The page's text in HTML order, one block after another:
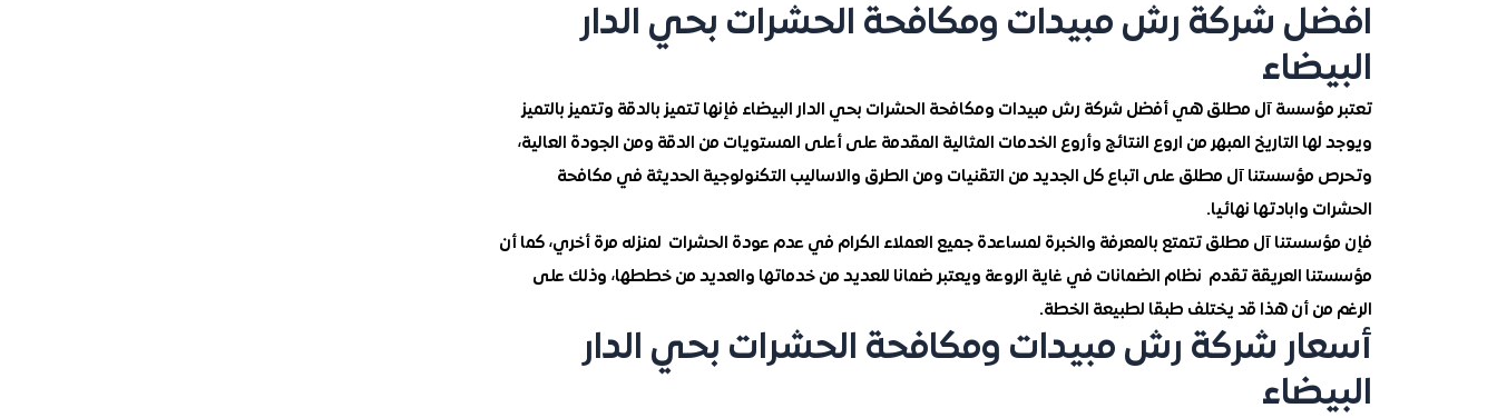
افضل شركة رش مبيدات ومكافحة الحشرات بحي الدار
البيضاء
تعتبر مؤسسة آل مطلق هي أفضل شركة رش مبيدات ومكافحة الحشرات بحي الدار البيضاء فإنها تتميز بالدقة وتتميز بالتميز
ويوجد لها التاريخ المبهر من اروع النتائج وأروع الخدمات المثالية المقدمة على أعلى المستويات من الدقة ومن الجودة العالية،
وتحرص مؤسستنا آل مطلق على اتباع كل الجديد من التقنيات ومن الطرق والاساليب التكنولوجية الحديثة في مكافحة
الحشرات وابادتها نهائيا.
فإن مؤسستنا آل مطلق تتمتع بالمعرفة والخبرة لمساعدة جميع العملاء الكرام في عدم عودة الحشرات لمنزله مرة أخري، كما أن
مؤسستنا العريقة تقدم نظام الضمانات في غاية الروعة ويعتبر ضمانا للعديد من خدماتها والعديد من خططها، وذلك على
الرغم من أن هذا قد يختلف طبقا لطبيعة الخطة.
أسعار شركة رش مبيدات ومكافحة الحشرات بحي الدار
البيضاء